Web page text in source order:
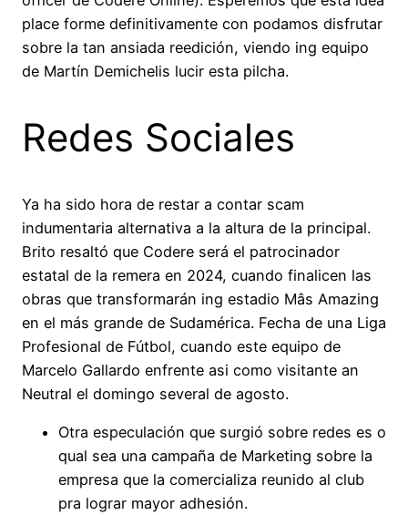
place forme definitivamente con podamos disfrutar
sobre la tan ansiada reedición, viendo ing equipo
de Martín Demichelis lucir esta pilcha.
Redes Sociales
Ya ha sido hora de restar a contar scam
indumentaria alternativa a la altura de la principal.
Brito resaltó que Codere será el patrocinador
estatal de la remera en 2024, cuando finalicen las
obras que transformarán ing estadio Mâs Amazing
en el más grande de Sudamérica. Fecha de una Liga
Profesional de Fútbol, cuando este equipo de
Marcelo Gallardo enfrente asi como visitante an
Neutral el domingo several de agosto.
Otra especulación que surgió sobre redes es o
qual sea una campaña de Marketing sobre la
empresa que la comercializa reunido al club
pra lograr mayor adhesión.